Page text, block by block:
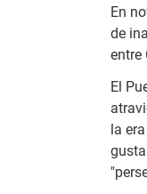
En
de
entre
El
la